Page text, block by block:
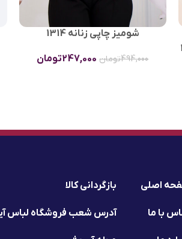
شومیز چاپی زنانه 1314
494,000تومان 247,000تومان
اصلی
با ما
بازگردانی کالا
آدرس شعب فروشگاه لباس